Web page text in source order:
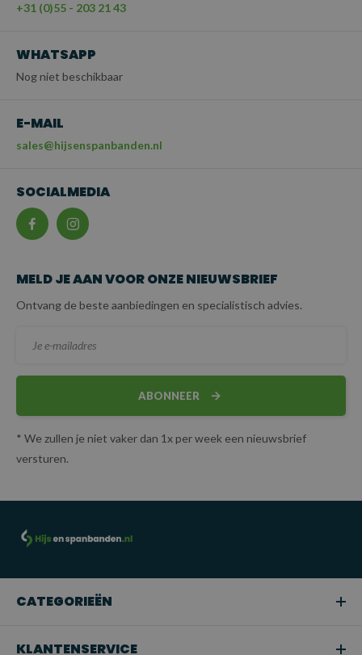
+31 (0)55 - 203 21 43
WHATSAPP
Nog niet beschikbaar
E-MAIL
sales@hijsenspanbanden.nl
SOCIALMEDIA
MELD JE AAN VOOR ONZE NIEUWSBRIEF
Ontvang de beste aanbiedingen en specialistisch advies.
ABONNEER
* We zullen je niet vaker dan 1x per week een nieuwsbrief
versturen.
CATEGORIEËN
KLANTENSERVICE